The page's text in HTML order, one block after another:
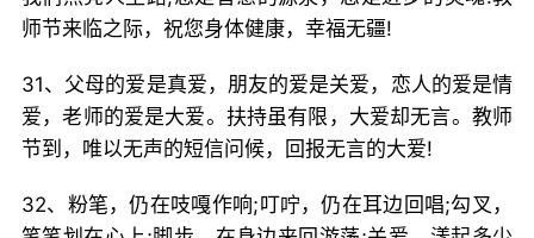
师节来临之际，祝您身体健康，幸福无疆!
31、父母的爱是真爱，朋友的爱是关爱，恋人的爱是情
爱，老师的爱是大爱。扶持虽有限，大爱却无言。教师
节到，唯以无声的短信问候，回报无言的大爱!
32、粉笔，仍在吱嘎作响;叮咛，仍在耳边回唱;勾叉，